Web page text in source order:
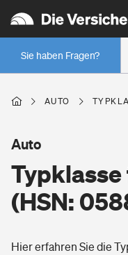
Sie haben Fragen?
Wer versichert was:
Regionalklassen: So ist
Wer versichert was:
Wohnen
Freizeit
AUTO
(HSN:
Auto
Hier erfahren Sie die